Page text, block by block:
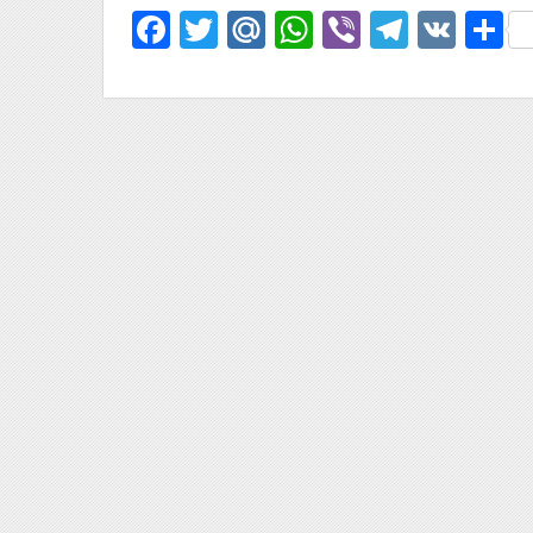
Facebook
TwitterMail.Ru
WhatsApp
Viber VK